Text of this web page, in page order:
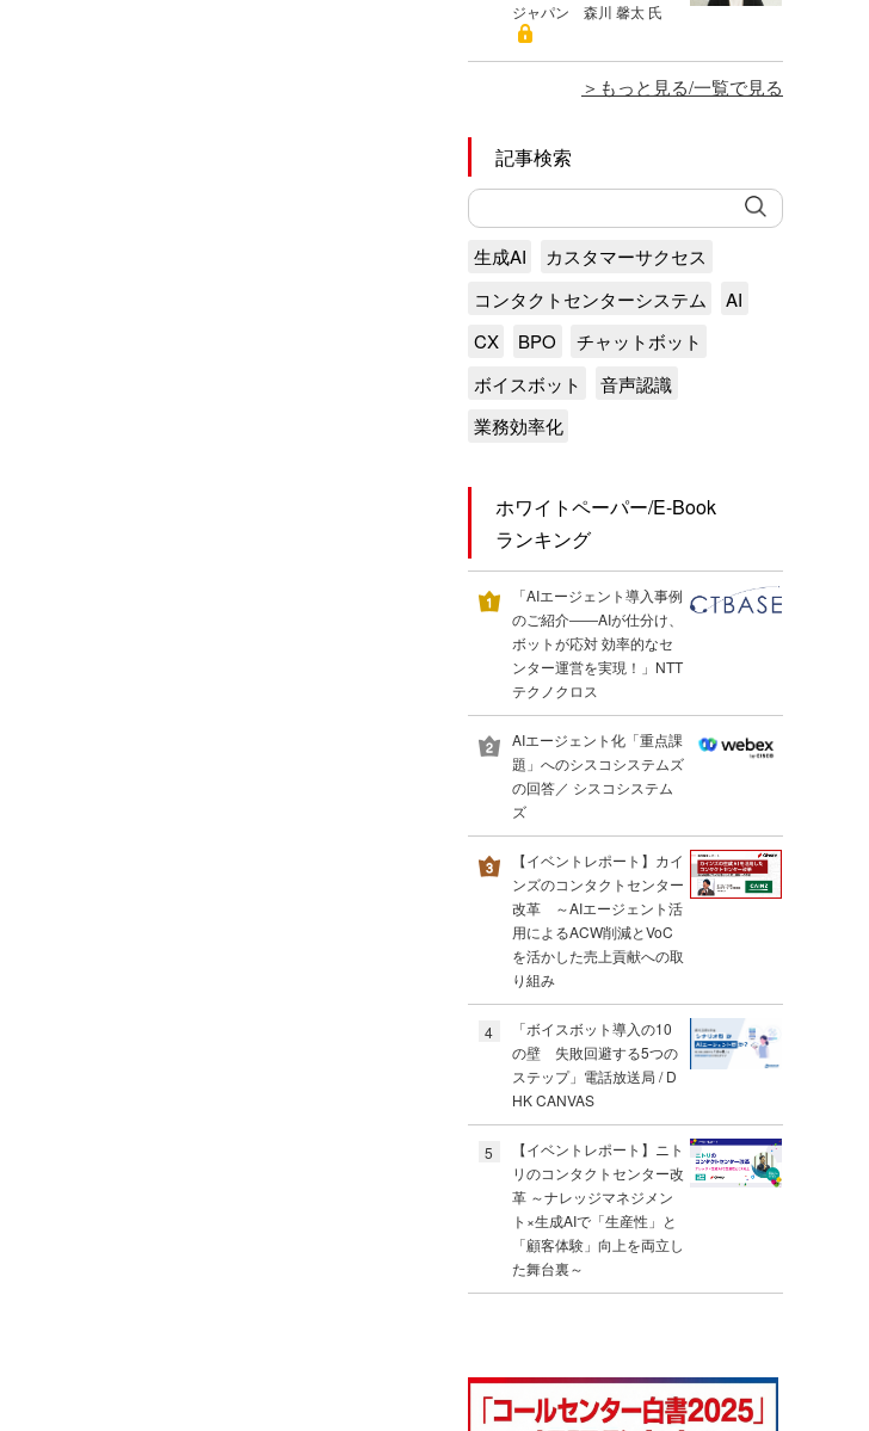
ジャパン 森川 馨太 氏
もっと見る/一覧で見る
記事検索
生成AI
カスタマーサクセス
コンタクトセンターシステム
AI
CX
BPO
チャットボット
ボイスボット
音声認識
業務効率化
ホワイトペーパー/E-Book
ランキング
「AIエージェント導入事例
のご紹介――AIが仕分け、
ボットが応対 効率的なセ
ンター運営を実現！」NTT
テクノクロス
AIエージェント化「重点課
題」へのシスコシステムズ
の回答／ シスコシステム
ズ
【イベントレポート】カイ
ンズのコンタクトセンター
改革 ～AIエージェント活
用によるACW削減とVoC
を活かした売上貢献への取
り組み
4
「ボイスボット導入の10
の壁 失敗回避する5つの
ステップ」電話放送局 / D
HK CANVAS
5
【イベントレポート】ニト
リのコンタクトセンター改
革 ～ナレッジマネジメン
ト×生成AIで「生産性」と
「顧客体験」向上を両立し
た舞台裏～